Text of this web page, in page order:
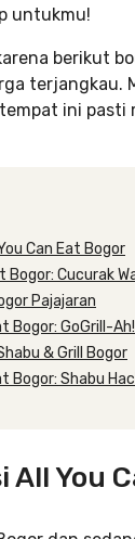
untukmu!
berikut
terjangkau.
ini pasti
Can Eat Bogor
Bogor: Cucurak
Pajajaran
Bogor: GoGrill-
& Grill Bogor
Bogor: Shabu
All You